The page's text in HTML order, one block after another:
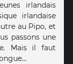
irlandais
irlandaise
au Pipo, et
passons une
Mais il faut